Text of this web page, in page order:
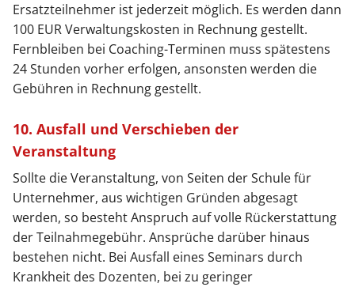
Ersatzteilnehmer ist jederzeit möglich. Es werden dann
100 EUR Verwaltungskosten in Rechnung gestellt.
Fernbleiben bei Coaching-Terminen muss spätestens
24 Stunden vorher erfolgen, ansonsten werden die
Gebühren in Rechnung gestellt.
10. Ausfall und Verschieben der
Veranstaltung
Sollte die Veranstaltung, von Seiten der Schule für
Unternehmer, aus wichtigen Gründen abgesagt
werden, so besteht Anspruch auf volle Rückerstattung
der Teilnahmegebühr. Ansprüche darüber hinaus
bestehen nicht. Bei Ausfall eines Seminars durch
Krankheit des Dozenten, bei zu geringer